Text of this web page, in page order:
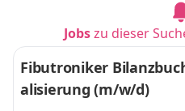
Jobszu dieser
Fibutroniker
alisierung (m/w/d)